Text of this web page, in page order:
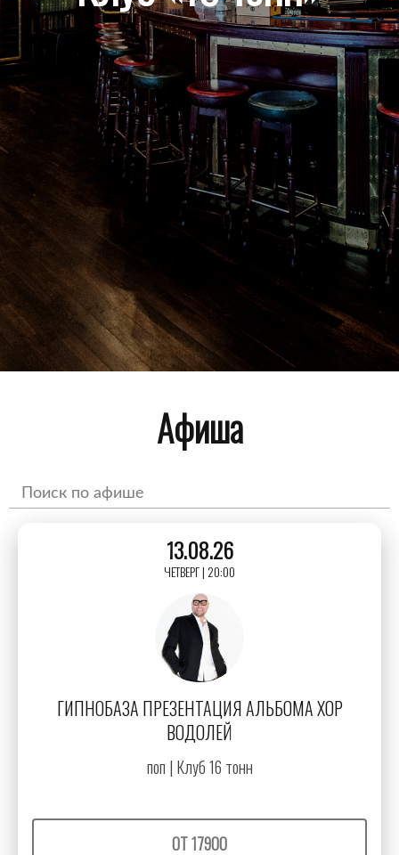
Афиша
13.08.26
ЧЕТВЕРГ | 20:00
ГИПНОБАЗА ПРЕЗЕНТАЦИЯ АЛЬБОМА ХОР
ВОДОЛЕЙ
поп | Клуб 16 тонн
ОТ 17900